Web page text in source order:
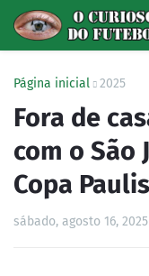
Página inicial 2025
Fora de
com o São
Copa
sábado, agosto 16, 2025